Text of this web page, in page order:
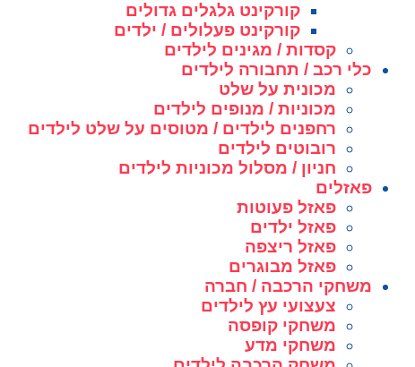
קורקינט גלגלים גדולים
קורקינט פעלולים / ילדים
קסדות / מגינים לילדים
כלי רכב / תחבורה לילדים
מכונית על שלט
מכוניות / מנופים לילדים
רחפנים לילדים / מטוסים על שלט לילדים
רובוטים לילדים
חניון / מסלול מכוניות לילדים
פאזלים
פאזל פעוטות
פאזל ילדים
פאזל ריצפה
פאזל מבוגרים
משחקי הרכבה / חברה
צעצועי עץ לילדים
משחקי קופסה
משחקי מדע